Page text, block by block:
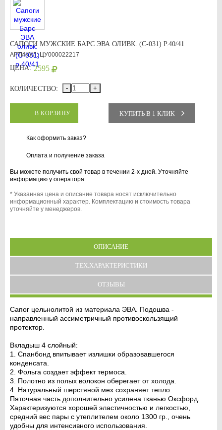
САПОГИ МУЖСКИЕ БАРС ЭВА ОЛИВК. (С-031) Р.40/41
АРТИКУЛ: ЦУ000022217
ЦЕНА: 2595
КОЛИЧЕСТВО: - +
В КОРЗИНУ КУПИТЬ В 1 КЛИК
Как оформить заказ?
Оплата и получение заказа
Вы можете получить свой товар в течении 2-х дней. Уточняйте
информацию у оператора.
* Указанная цена и описание товара носят исключительно
информационный характер. Комплектацию и стоимость товара
уточняйте у менеджеров.
ОПИСАНИЕ
ТЕХ.ХАРАКТЕРИСТИКИ
ОТЗЫВЫ
Сапог цельнолитой из материала ЭВА. Подошва -
направленный ассиметричный противоскользящий
протектор.
Вкладыш 4 слойный:
1. Спанбонд впитывает излишки образовавшегося
конденсата.
2. Фольга создает эффект термоса.
3. Полотно из полых волокон оберегает от холода.
4. Натуральный шерстяной мех сохраняет тепло.
Пяточная часть дополнительно усилена тканью Оксфорд.
Характеризуются хорошей эластичностью и легкостью,
средний вес пары с утеплителем около 1300 гр., очень
удобны для интенсивного использования.